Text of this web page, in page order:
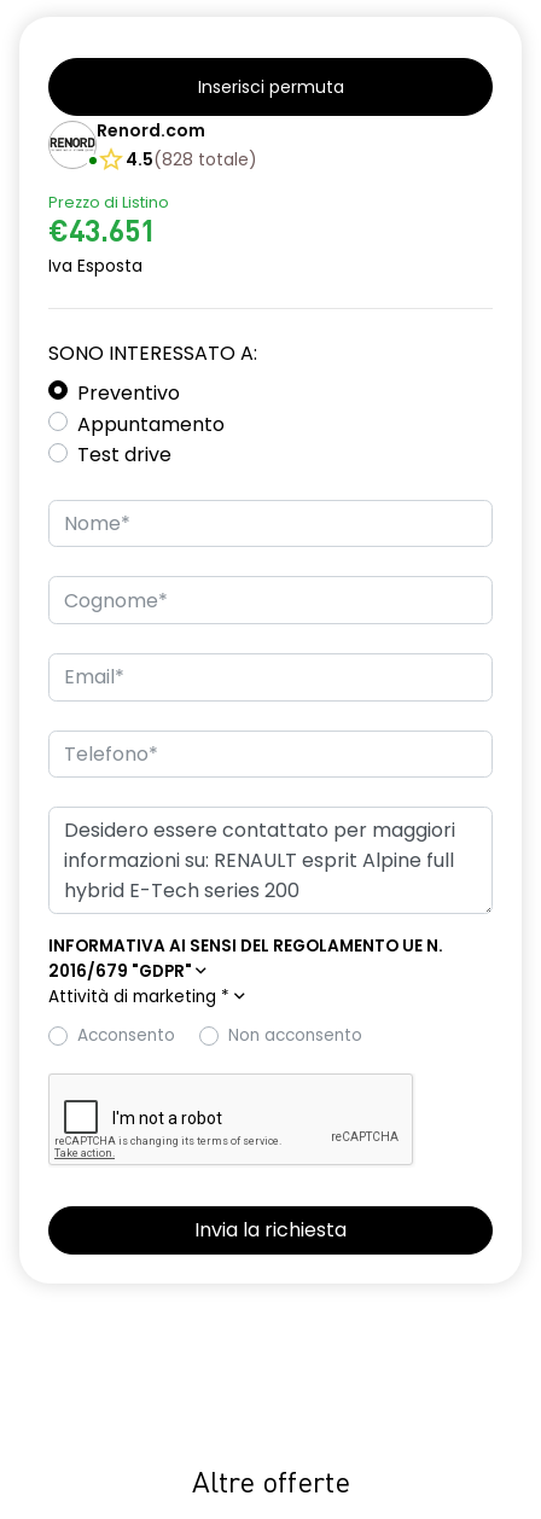
Inserisci permuta
Renord.com
4.5(828 totale)
Prezzo di Listino
€43.651
Iva Esposta
SONO INTERESSATO A:
Preventivo
Appuntamento
Test drive
INFORMATIVA AI SENSI DEL REGOLAMENTO UE N.
2016/679 "GDPR"
Attività di marketing *
Acconsento
Non acconsento
Altre offerte